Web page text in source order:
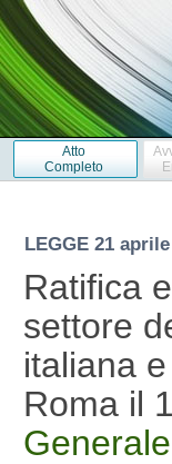
Atto
Completo
LEGGE 21
Ratifica
settore
italiana
Roma il